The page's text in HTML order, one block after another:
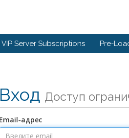
VIP Server Subscriptions Pre-
Вход Доступ
Email-адрес